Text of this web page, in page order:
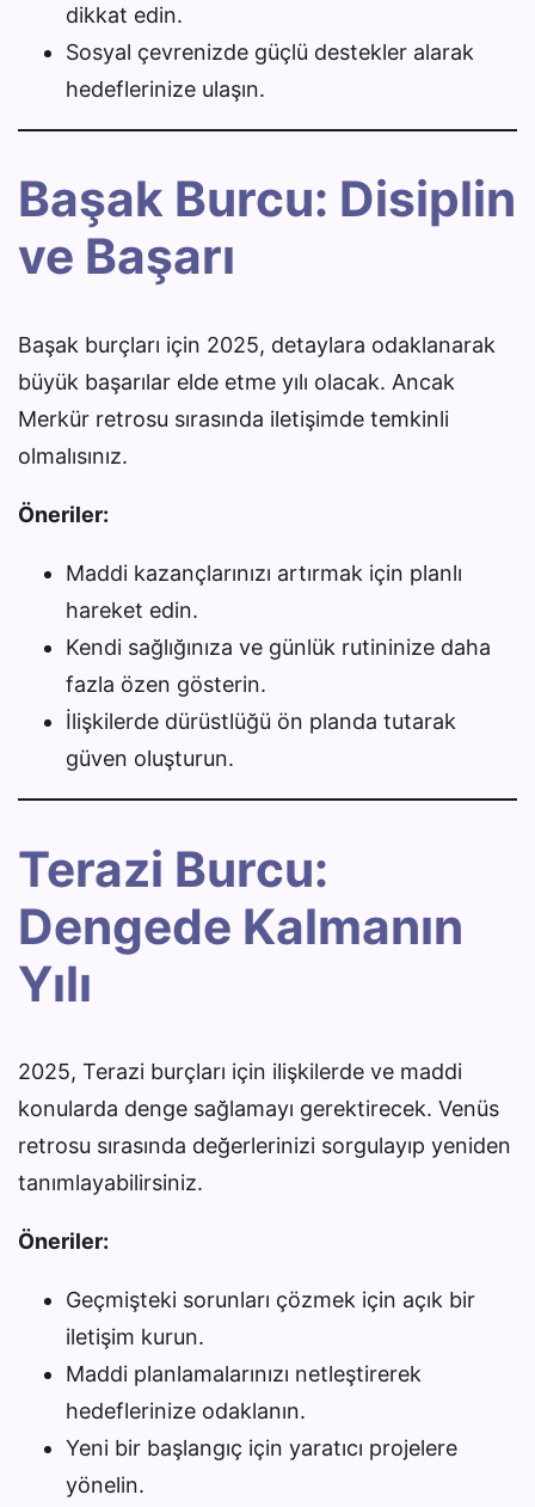
dikkat edin.
Sosyal çevrenizde güçlü destekler alarak
hedeflerinize ulaşın.
Başak Burcu: Disiplin
ve Başarı
Başak burçları için 2025, detaylara odaklanarak
büyük başarılar elde etme yılı olacak. Ancak
Merkür retrosu sırasında iletişimde temkinli
olmalısınız.
Öneriler:
Maddi kazançlarınızı artırmak için planlı
hareket edin.
Kendi sağlığınıza ve günlük rutininize daha
fazla özen gösterin.
İlişkilerde dürüstlüğü ön planda tutarak
güven oluşturun.
Terazi Burcu:
Dengede Kalmanın
Yılı
2025, Terazi burçları için ilişkilerde ve maddi
konularda denge sağlamayı gerektirecek. Venüs
retrosu sırasında değerlerinizi sorgulayıp yeniden
tanımlayabilirsiniz.
Öneriler:
Geçmişteki sorunları çözmek için açık bir
iletişim kurun.
Maddi planlamalarınızı netleştirerek
hedeflerinize odaklanın.
Yeni bir başlangıç için yaratıcı projelere
yönelin.